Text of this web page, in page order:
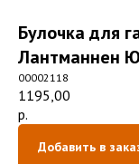
Булочка для
Лантманнен
00002118
1195,00
р.
Добавить в